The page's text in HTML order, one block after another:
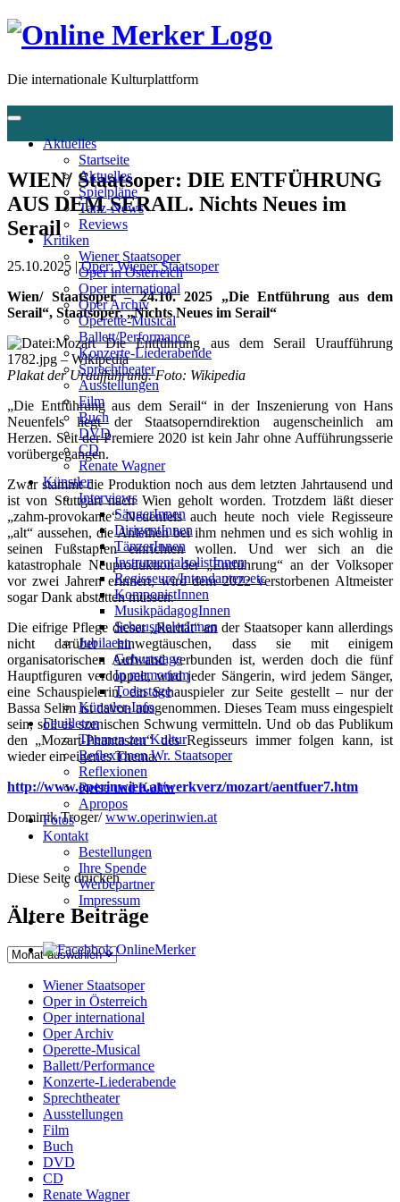
Die internationale Kulturplattform
Aktuelles
Startseite
Aktuelles
Spielpläne
Tanz-News
Reviews
Kritiken
Wiener Staatsoper
Oper in Österreich
Oper international
Oper Archiv
Operette-Musical
Ballett/Performance
Konzerte-Liederabende
Sprechtheater
Ausstellungen
Film
Buch
DVD
CD
Renate Wagner
Künstler
Interviews
SängerInnen
DirigentInnen
TänzerInnen
InstrumentalsolistInnen
Regisseure/Intendanten-etc
KomponistInnen
MusikpädagogInnen
SchauspielerInnen
Jubilaeen
Geburtstage
In memoriam
Todestage
Künstler-Info
Feuilleton
Themen zur Kultur
Reflexionen Wr. Staatsoper
Reflexionen
Reise und Kultur
Apropos
Fotos
Kontakt
Bestellungen
Ihre Spende
Werbepartner
Impressum
WIEN/ Staatsoper: DIE ENTFÜHRUNG
AUS DEM SERAIL. Nichts Neues im
Serail
25.10.2025 |Oper: Wiener Staatsoper
Wien/ Staatsoper – 24.10. 2025 „Die Entführung aus dem
Serail“, Staatsoper, „Nichts Neues im Serail“
Plakat der Uraufführung. Foto: Wikipedia
„Die Entführung aus dem Serail“ in der Inszenierung von Hans
Neuenfels liegt der Staatsoperndirektion augenscheinlich am
Herzen. Seit der Premiere 2020 ist kein Jahr ohne Aufführungsserie
vorübergegangen.
Zwar stammt die Produktion noch aus dem letzten Jahrtausend und
ist von Stuttgart nach Wien geholt worden. Trotzdem läßt dieser
„zahm-provokante“ Neuenfels auch heute noch viele Regisseure
„alt“ aussehen, die Anleihen bei ihm nehmen und es sich wohlig in
seinen Fußstapfen einrichten wollen. Und wer sich an die
katastrophale Neuproduktion der „Entführung“ an der Volksoper
vor zwei Jahren erinnert, wird dem 2022 verstorbenen Altmeister
sogar Dank abstatten müssen.
Die eifrige Pflege dieser „Rarität“ an der Staatsoper kann allerdings
nicht darüber hinwegtäuschen, dass sie mit einigem
organisatorischen Aufwand verbunden ist, werden doch die fünf
Hauptfiguren verdoppelt, wird jeder Sängerin, wird jedem Sänger,
eine Schauspielerin, ein Schauspieler zur Seite gestellt – nur der
Bassa Selim ist davon ausgenommen. Dieses Team muss eingespielt
sein, soll es szenischen Schwung vermitteln. Und ob das Publikum
den „Mozart-Phantasien“ des Regisseurs immer folgen kann, ist
wieder ein eigenes Thema.
http://www.operinwien.at/werkverz/mozart/aentfuer7.htm
Dominik Troger/www.operinwien.at
Diese Seite drucken
Ältere Beiträge
Wiener Staatsoper
Oper in Österreich
Oper international
Oper Archiv
Operette-Musical
Ballett/Performance
Konzerte-Liederabende
Sprechtheater
Ausstellungen
Film
Buch
DVD
CD
Renate Wagner